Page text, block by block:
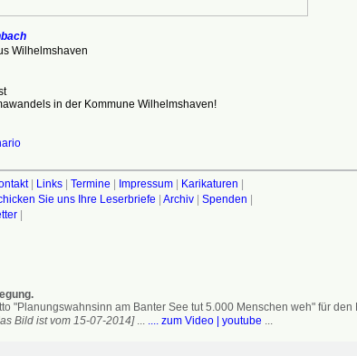
Wilhelmshaven
in der Kommune Wilhelmshaven!
| Links| Termine Impressum| Karikaturen
Sie uns Ihre Leserbriefe Archiv| Spenden
|
"Planungswahnsinn am Banter See tut 5.000 Menschen weh" für
Bild ist vom 15-07-2014]... .... zum Video | youtube ...